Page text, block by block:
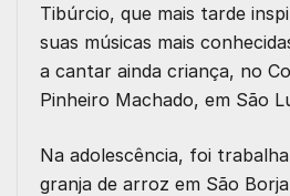
Tibúrcio, que mais tarde
suas músicas mais
a cantar ainda criança, no
Pinheiro Machado, em São
Na adolescência, foi
granja de arroz em São